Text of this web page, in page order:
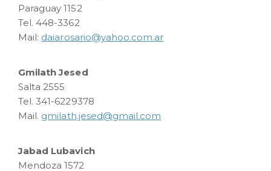
Paraguay 1152
Tel. 448-3362
Mail: daiarosario@yahoo.com.ar
Gmilath Jesed
Salta 2555
Tel. 341-6229378
Mail. gmilath.jesed@gmail.com
Jabad Lubavich
Mendoza 1572